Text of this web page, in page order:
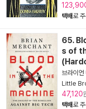
택배로
65.
s of
브라이언
Little
47,120
택배로